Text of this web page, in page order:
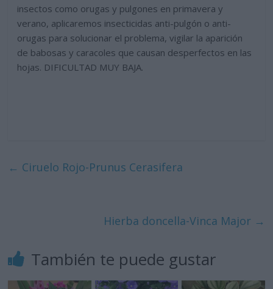
insectos como orugas y pulgones en primavera y
verano, aplicaremos insecticidas anti-pulgón o anti-
orugas para solucionar el problema, vigilar la aparición
de babosas y caracoles que causan desperfectos en las
hojas. DIFICULTAD MUY BAJA.
← Ciruelo Rojo-Prunus Cerasifera
Hierba doncella-Vinca Major →
También te puede gustar